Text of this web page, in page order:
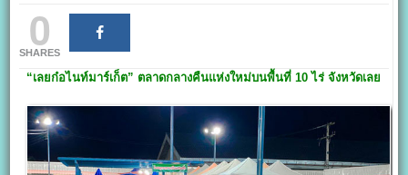
0
SHARES
“เลยก๋อไนท์มาร์เก็ต” ตลาดกลางคืนแห่งใหม่บนพื้นที่ 10 ไร่ จังหวัดเลย